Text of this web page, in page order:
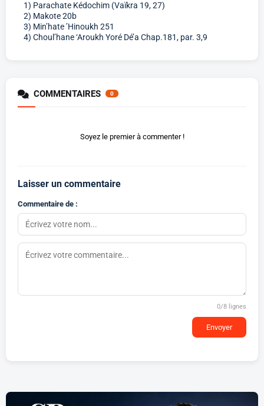
1) Parachate Kédochim (Vaïkra 19, 27)
2) Makote 20b
3) Min’hate ’Hinoukh 251
4) Choul’hane ‘Aroukh Yoré Dé’a Chap.181, par. 3,9
COMMENTAIRES 0
Soyez le premier à commenter !
Laisser un commentaire
Commentaire de :
0/8 lignes
Envoyer